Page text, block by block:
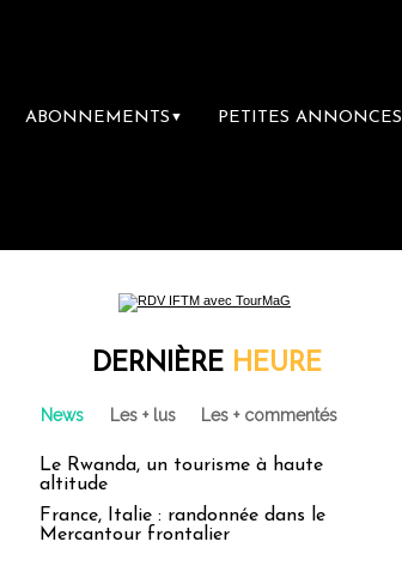
ABONNEMENTS ▼ PETITES ANNONCES
DERNIÈRE HEURE
News Les + lus Les + commentés
Le Rwanda, un tourisme à haute
altitude
France, Italie : randonnée dans le
Mercantour frontalier